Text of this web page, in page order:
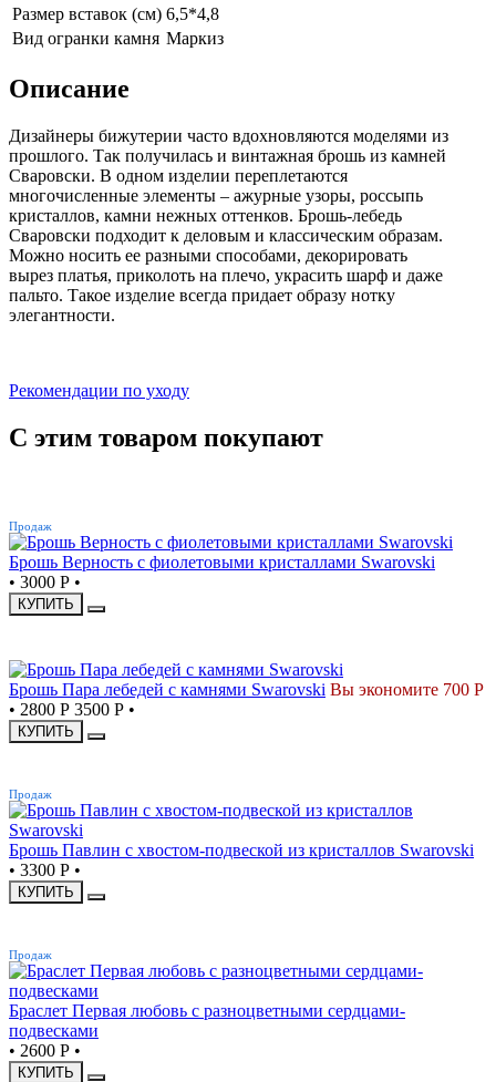
Размер вставок (см) 6,5*4,8
Вид огранки камня Маркиз
Описание
Дизайнеры бижутерии часто вдохновляются моделями из
прошлого. Так получилась и винтажная брошь из камней
Сваровски. В одном изделии переплетаются
многочисленные элементы – ажурные узоры, россыпь
кристаллов, камни нежных оттенков. Брошь-лебедь
Сваровски подходит к деловым и классическим образам.
Можно носить ее разными способами, декорировать
вырез платья, приколоть на плечо, украсить шарф и даже
пальто. Такое изделие всегда придает образу нотку
элегантности.
Рекомендации по уходу
С этим товаром покупают
Продаж
Брошь Верность с фиолетовыми кристаллами Swarovski
• 3000 Р •
КУПИТЬ
Брошь Пара лебедей с камнями Swarovski Вы экономите 700 Р
• 2800 Р 3500 Р •
КУПИТЬ
Продаж
Брошь Павлин с хвостом-подвеской из кристаллов Swarovski
• 3300 Р •
КУПИТЬ
Продаж
Браслет Первая любовь с разноцветными сердцами-
подвесками
• 2600 Р •
КУПИТЬ